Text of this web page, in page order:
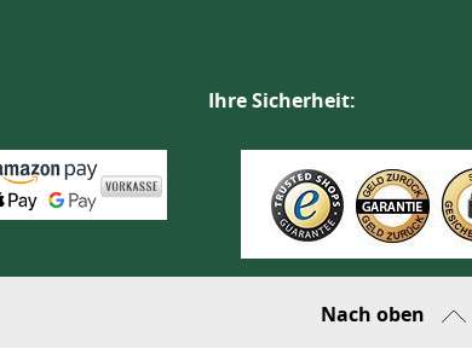
Ihre Sicherheit:
Nach oben